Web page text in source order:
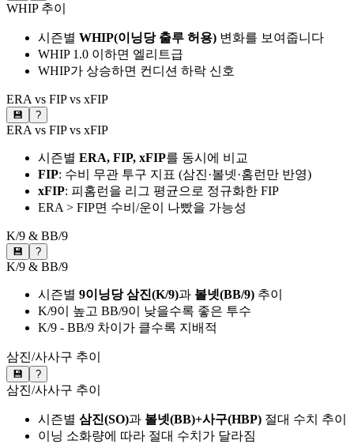
WHIP 추이
시즌별 WHIP(이닝당 출루 허용) 변화를 보여줍니다
WHIP 1.0 이하면 엘리트급
WHIP가 상승하면 컨디션 하락 신호
ERA vs FIP vs xFIP
💾 ?
ERA vs FIP vs xFIP
시즌별 ERA, FIP, xFIP를 동시에 비교
FIP: 수비 무관 투구 지표 (삼진·볼넷·홈런만 반영)
xFIP: 피홈런을 리그 평균으로 정규화한 FIP
ERA > FIP면 수비/운이 나빴을 가능성
K/9 & BB/9
💾 ?
K/9 & BB/9
시즌별 9이닝당 삼진(K/9)과 볼넷(BB/9) 추이
K/9이 높고 BB/9이 낮을수록 좋은 투수
K/9 - BB/9 차이가 클수록 지배적
삼진/사사구 추이
💾 ?
삼진/사사구 추이
시즌별 삼진(SO)과 볼넷(BB)+사구(HBP) 절대 수치 추이
이닝 소화량에 따라 절대 수치가 달라짐